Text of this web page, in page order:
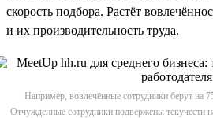
скорость подбора. Растёт
и их производительность труда.
Например, вовлечённые сотрудники берут на
Отчуждённые сотрудники подвержены текучести